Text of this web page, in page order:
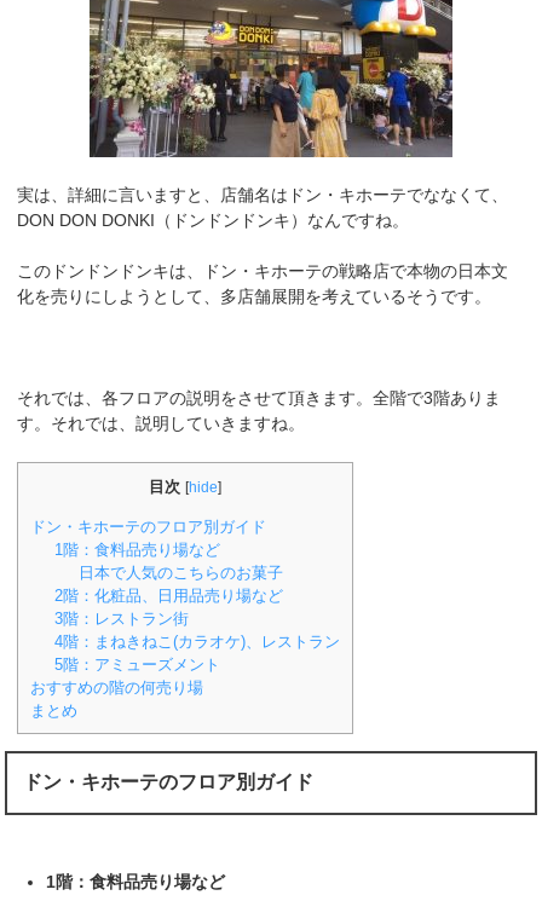
実は、詳細に言いますと、店舗名はドン・キホーテでななくて、
DON DON DONKI（ドンドンドンキ）なんですね。
このドンドンドンキは、ドン・キホーテの戦略店で本物の日本文
化を売りにしようとして、多店舗展開を考えているそうです。
それでは、各フロアの説明をさせて頂きます。全階で3階ありま
す。それでは、説明していきますね。
目次 [hide]
ドン・キホーテのフロア別ガイド
1階：食料品売り場など
日本で人気のこちらのお菓子
2階：化粧品、日用品売り場など
3階：レストラン街
4階：まねきねこ(カラオケ)、レストラン
5階：アミューズメント
おすすめの階の何売り場
まとめ
ドン・キホーテのフロア別ガイド
1階：食料品売り場など